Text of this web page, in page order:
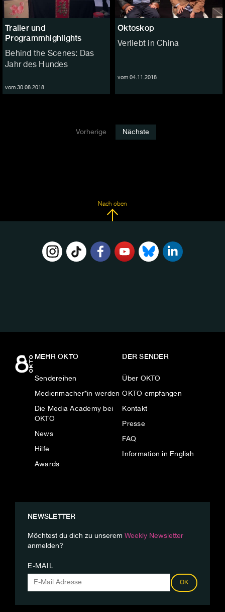
Trailer und
Programmhighlights
Behind the Scenes: Das
Jahr des Hundes
vom 30.08.2018
Oktoskop
Verliebt in China
vom 04.11.2018
Vorherige Nächste
Nach oben
MEHR OKTO
Sendereihen
Medienmacher*in werden
Die Media Academy bei
OKTO
News
Hilfe
Awards
DER SENDER
Über OKTO
OKTO empfangen
Kontakt
Presse
FAQ
Information in English
NEWSLETTER
Möchtest du dich zu unserem Weekly Newsletter
anmelden?
E-MAIL
OK